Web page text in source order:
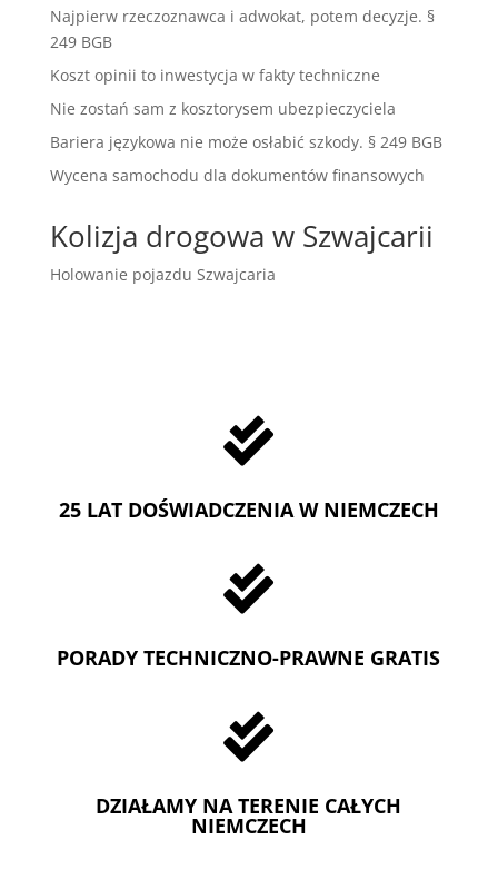
Najpierw rzeczoznawca i adwokat, potem decyzje. §
249 BGB
Koszt opinii to inwestycja w fakty techniczne
Nie zostań sam z kosztorysem ubezpieczyciela
Bariera językowa nie może osłabić szkody. § 249 BGB
Wycena samochodu dla dokumentów finansowych
Kolizja drogowa w Szwajcarii
Holowanie pojazdu Szwajcaria

25 LAT DOŚWIADCZENIA W NIEMCZECH

PORADY TECHNICZNO-PRAWNE GRATIS

DZIAŁAMY NA TERENIE CAŁYCH
NIEMCZECH